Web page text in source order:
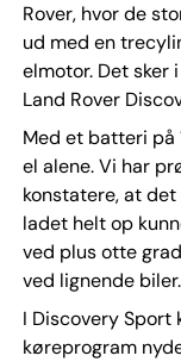
Rover, hvor de
ud med en
elmotor. Det
Land Rover
Med et batteri på
el alene. Vi har
konstatere, at
ladet helt op
ved plus otte
ved lignende biler.
I Discovery
køreprogram